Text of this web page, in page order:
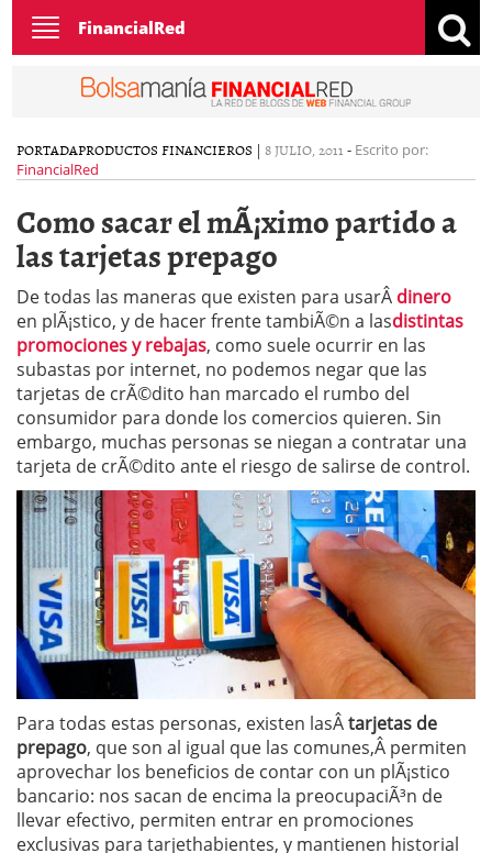
Toggle
navigation
FinancialRed
PORTADAPRODUCTOS FINANCIEROS | 8 JULIO, 2011 - Escrito por:
FinancialRed
Como sacar el mÃ¡ximo partido a
las tarjetas prepago
De todas las maneras que existen para usarÂ dinero
en plÃ¡stico, y de hacer frente tambiÃ©n a lasdistintas
promociones y rebajas, como suele ocurrir en las
subastas por internet, no podemos negar que las
tarjetas de crÃ©dito han marcado el rumbo del
consumidor para donde los comercios quieren. Sin
embargo, muchas personas se niegan a contratar una
tarjeta de crÃ©dito ante el riesgo de salirse de control.
Para todas estas personas, existen lasÂtarjetas de
prepago, que son al igual que las comunes,Â permiten
aprovechar los beneficios de contar con un plÃ¡stico
bancario: nos sacan de encima la preocupaciÃ³n de
llevar efectivo, permiten entrar en promociones
exclusivas para tarjethabientes, y mantienen historial